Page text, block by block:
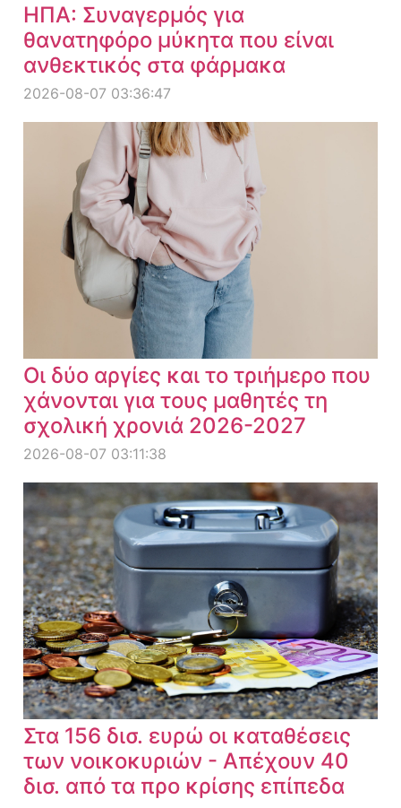
ΗΠΑ: Συναγερμός για
θανατηφόρο μύκητα που είναι
ανθεκτικός στα φάρμακα
2026-08-07 03:36:47
Οι δύο αργίες και το τριήμερο που
χάνονται για τους μαθητές τη
σχολική χρονιά 2026-2027
2026-08-07 03:11:38
Στα 156 δισ. ευρώ οι καταθέσεις
των νοικοκυριών - Απέχουν 40
δισ. από τα προ κρίσης επίπεδα